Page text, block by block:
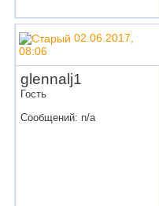
02.06.2017,
08:06
glennalj1
Гость
Сообщений: n/a